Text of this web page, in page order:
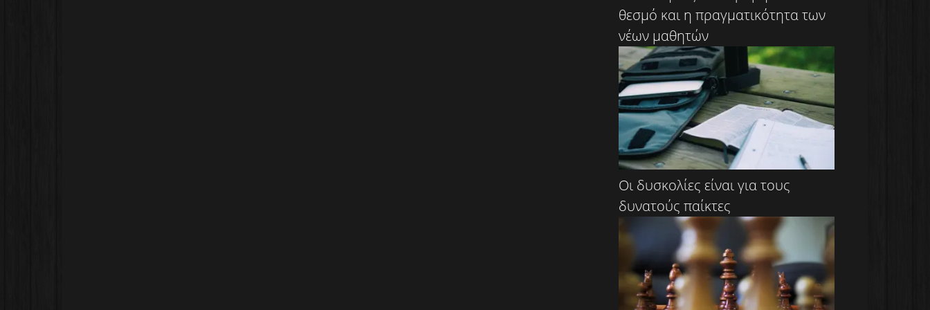
θεσμό και η πραγματικότητα των
νέων μαθητών
Οι δυσκολίες είναι για τους
δυνατούς παίκτες